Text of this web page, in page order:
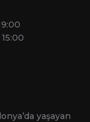
yaşayan